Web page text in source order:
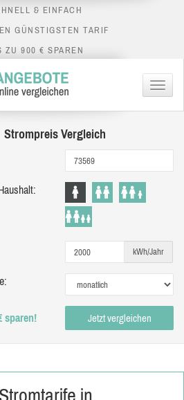
& EINFACH
GÜNSTIGSTEN TARIF
ZU 900 € SPAREN
Menü
Strompreis Vergleich
kWh/Jahr
sparen! Jetzt vergleichen
in